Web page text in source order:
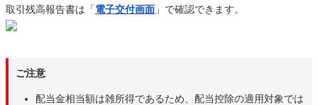
取引残高報告書は「電子交付画面 」で確認できます。
ご注意
配当金相当額は雑所得であるため、配当控除の適用対象では